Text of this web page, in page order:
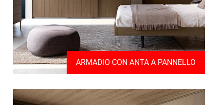
ARMADIO CON ANTA A PANNELLO